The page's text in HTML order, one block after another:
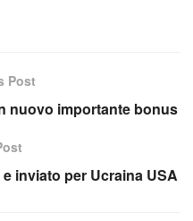
Post
nuovo importante bonus
inviato per Ucraina USA